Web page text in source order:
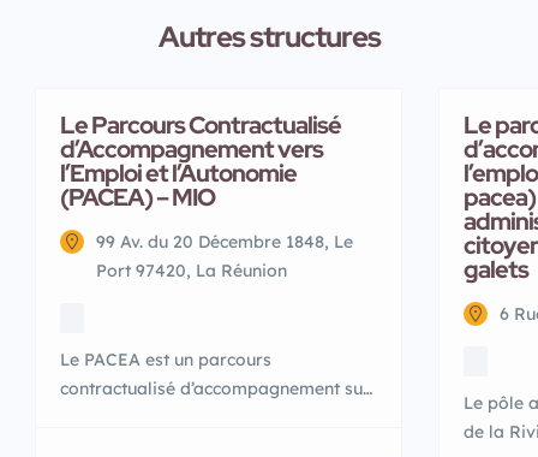
Autres structures
Le Parcours Contractualisé
d’Accompagnement vers
l’Emploi et l’Autonomie
(PACEA) – MIO
99 Av. du 20 Décembre 1848, Le
Port 97420, La Réunion
Le PACEA est un parcours
contractualisé d’accompagnement sur
Le
galets
6
Le pôle
de la